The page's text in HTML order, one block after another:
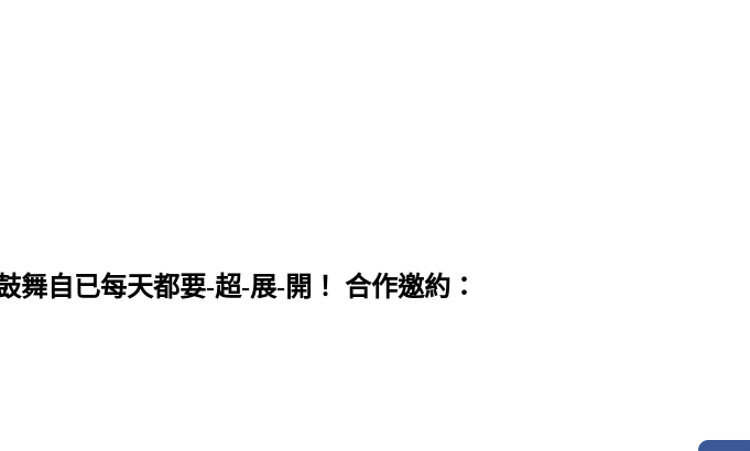
自已每天都要-超-展-開！ 合作邀約：